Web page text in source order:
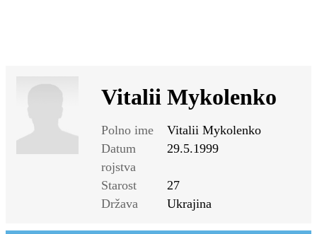
Vitalii Mykolenko
Polno ime
Vitalii Mykolenko
Datum
rojstva
29.5.1999
Starost
27
Država
Ukrajina